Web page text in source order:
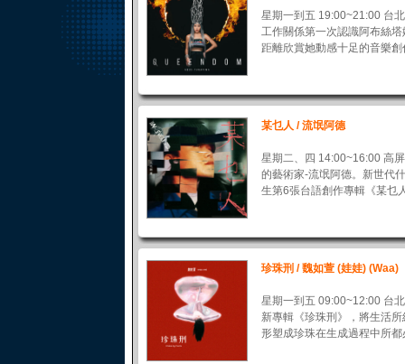
星期一到五 19:00~21:00 台
工作關係第一次認識阿布絲
距離欣賞她動感十足的音樂
某乜人 / 流氓阿德
星期二、四 14:00~16:00 高
的藝術家-流氓阿德。新世代
生第6張台語創作專輯《某乜
珍珠刑 / 魏如萱 (娃娃) (Waa)
星期一到五 09:00~12:00 台
新專輯《珍珠刑》，將生活
形塑成珍珠在生成過程中所